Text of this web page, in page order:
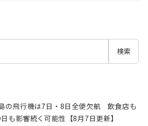
検索
の飛行機は7日・8日全便欠航 飲食店も
も影響続く可能性【8月7日更新】